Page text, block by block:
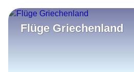
Flüge Griechenland